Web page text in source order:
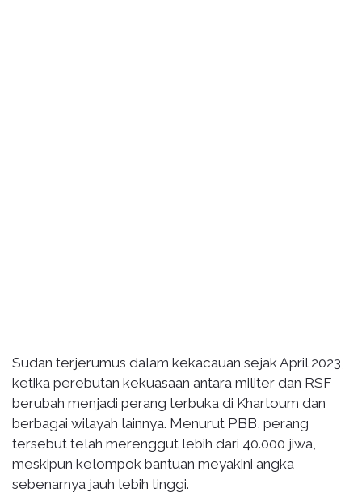
Sudan terjerumus dalam kekacauan sejak April 2023,
ketika perebutan kekuasaan antara militer dan RSF
berubah menjadi perang terbuka di Khartoum dan
berbagai wilayah lainnya. Menurut PBB, perang
tersebut telah merenggut lebih dari 40.000 jiwa,
meskipun kelompok bantuan meyakini angka
sebenarnya jauh lebih tinggi.